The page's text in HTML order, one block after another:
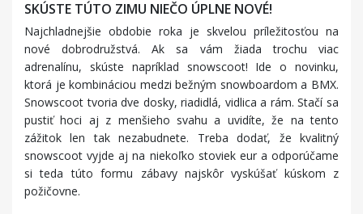
SKÚSTE TÚTO ZIMU NIEČO ÚPLNE NOVÉ!
Najchladnejšie obdobie roka je skvelou príležitosťou na
nové dobrodružstvá. Ak sa vám žiada trochu viac
adrenalínu, skúste napríklad snowscoot! Ide o novinku,
ktorá je kombináciou medzi bežným snowboardom a BMX.
Snowscoot tvoria dve dosky, riadidlá, vidlica a rám. Stačí sa
pustiť hoci aj z menšieho svahu a uvidíte, že na tento
zážitok len tak nezabudnete. Treba dodať, že kvalitný
snowscoot vyjde aj na niekoľko stoviek eur a odporúčame
si teda túto formu zábavy najskôr vyskúšať kúskom z
požičovne.